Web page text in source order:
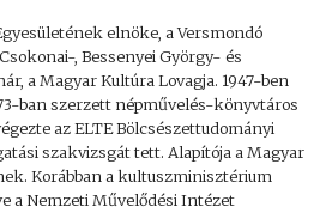
elnöke, a Versmondó
, Bessenyei György- és
a Magyar Kultúra Lovagja. 1947-ben
ban szerzett népművelés-könyvtáros
az ELTE Bölcsészettudományi
szakvizsgát tett. Alapítója a Magyar
Korábban a kultuszminisztérium
a Nemzeti Művelődési Intézet